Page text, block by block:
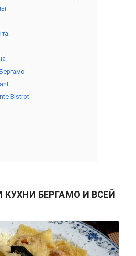
Bistrot
КУХНИ БЕРГАМО И ВСЕЙ